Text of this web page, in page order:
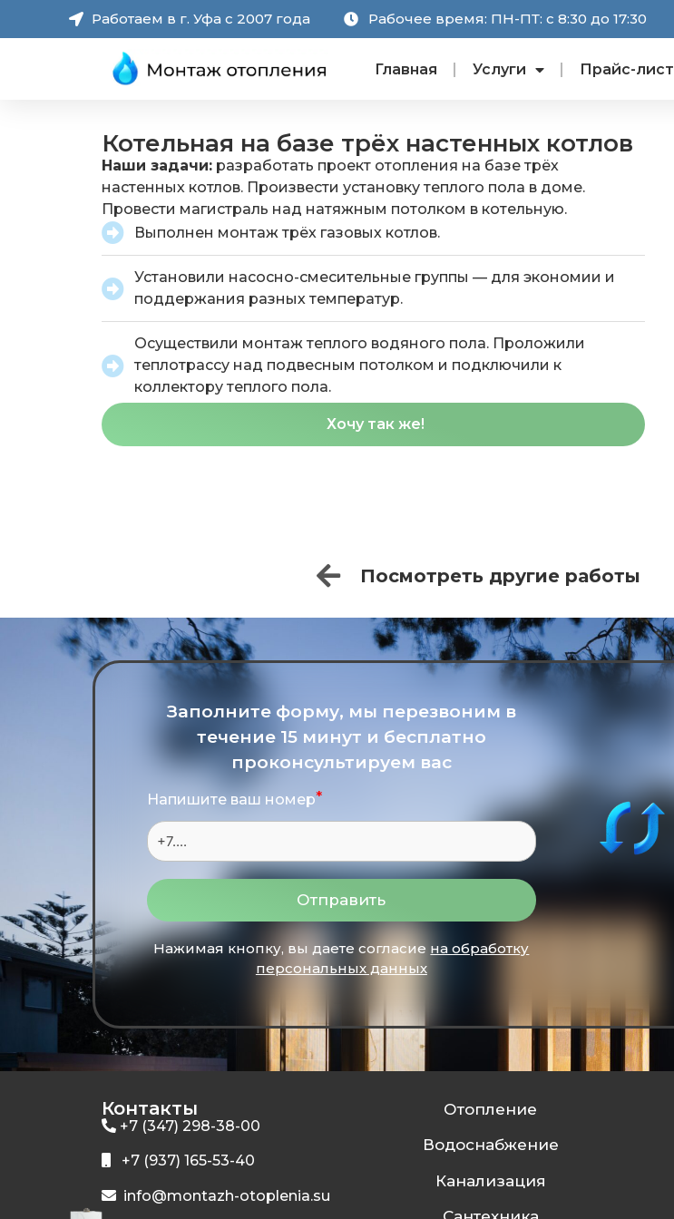
Работаем в г. Уфа с 2007 года Рабочее время: ПН-ПТ: с 8:30 до 17:30
Главная Услуги Прайс-лист
Котельная на базе трёх настенных котлов
Наши задачи: разработать проект отопления на базе трёх
настенных котлов. Произвести установку теплого пола в доме.
Провести магистраль над натяжным потолком в котельную.
Выполнен монтаж трёх газовых котлов.
Установили насосно-смесительные группы — для экономии и
поддержания разных температур.
Осуществили монтаж теплого водяного пола. Проложили
теплотрассу над подвесным потолком и подключили к
коллектору теплого пола.
Хочу так же!
Посмотреть другие работы
Заполните форму, мы перезвоним в
течение 15 минут и бесплатно
проконсультируем вас
Напишите ваш номер
Отправить
Нажимая кнопку, вы даете согласие на обработку
персональных данных
Контакты
+7 (347) 298-38-00
+7 (937) 165-53-40
info@montazh-otoplenia.su
Отопление
Водоснабжение
Канализация